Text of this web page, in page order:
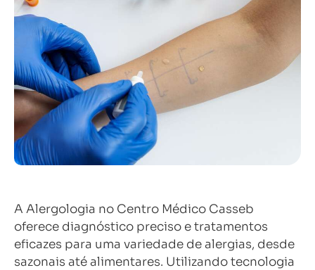
A Alergologia no Centro Médico Casseb
oferece diagnóstico preciso e tratamentos
eficazes para uma variedade de alergias, desde
sazonais até alimentares. Utilizando tecnologia